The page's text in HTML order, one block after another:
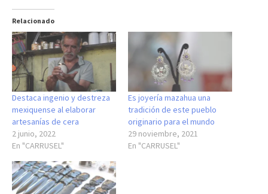
Relacionado
Destaca ingenio y destreza
mexiquense al elaborar
artesanías de cera
2 junio, 2022
En "CARRUSEL"
Es joyería mazahua una
tradición de este pueblo
originario para el mundo
29 noviembre, 2021
En "CARRUSEL"